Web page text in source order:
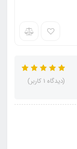
(دیدگاه 1 کاربر)